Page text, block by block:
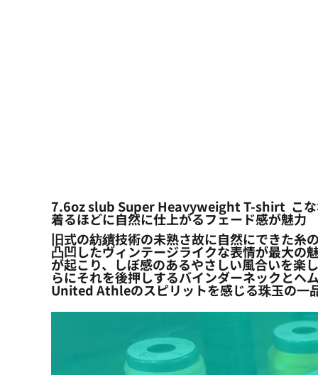
7.6oz slub Super Heavyweight T-shirt こな
着るほどに自然に仕上がるフェード感が魅力
旧式の紡績技術の未熟さ故に自然にできた糸
凸凹したヴィンテージライクな表情が最大の
が起こり、しぼ感のあるやさしい風合いを楽
らにそれを後押しするバインダーネックとヘ
United Athleのスピリットを感じる珠玉の一